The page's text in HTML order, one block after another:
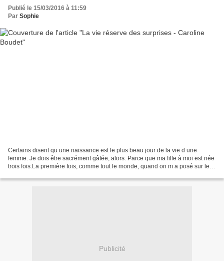
Publié le 15/03/2016 à 11:59
Par Sophie
Certains disent qu une naissance est le plus beau jour de la vie d une
femme. Je dois être sacrément gâtée, alors. Parce que ma fille à moi est née
trois fois.La première fois, comme tout le monde, quand on m a posé sur le
Publicité